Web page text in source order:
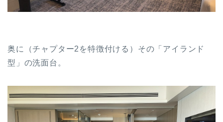
奥に（チャプター2を特徴付ける）その「アイランド
型」の洗面台。